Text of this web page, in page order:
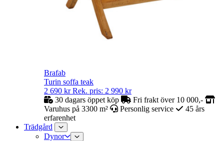
Brafab
Turin soffa teak
2 690 kr Rek. pris: 2 990 kr
30 dagars öppet köp
Fri frakt över 10 000,-
Varuhus på 3300 m²
Personlig service
45 års
erfarenhet
Trädgård
Dynor